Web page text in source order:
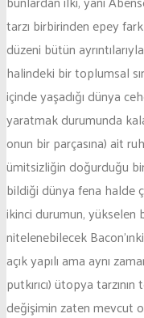
tarzı birbirinden epey
düzeni bütün
halindeki bir toplumsal
içinde yaşadığı dünya
yaratmak durumunda
onun bir parçasına) ait
ümitsizliğin doğurduğu
bildiği dünya fena halde
ikinci durumun, yükselen
nitelenebilecek
açık yapılı ama aynı
putkırıcı) ütopya
değişimin zaten mevcut